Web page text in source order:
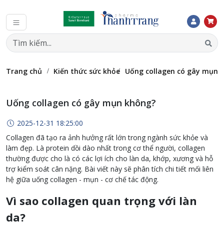
Trang chủ Kiến thức sức khỏe Uống collagen có gây mụn
Uống collagen có gây mụn không?
2025-12-31 18:25:00
Collagen đã tạo ra ảnh hưởng rất lớn trong ngành sức khỏe và
làm đẹp. Là protein dồi dào nhất trong cơ thể người, collagen
thường được cho là có các lợi ích cho làn da, khớp, xương và hỗ
trợ kiểm soát cân nặng. Bài viết này sẽ phân tích chi tiết mối liên
hệ giữa uống collagen - mụn - cơ chế tác động.
Vì sao collagen quan trọng với làn
da?